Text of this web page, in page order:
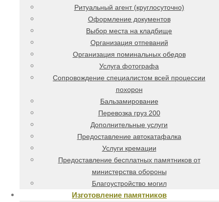
Ритуальный агент (круглосуточно)
Оформление документов
Выбор места на кладбище
Организация отпеваний
Организация поминальных обедов
Услуга фотографа
Сопровождение специалистом всей процессии
похорон
Бальзамирование
Перевозка груз 200
Дополнительные услуги
Предоставление автокатафалка
Услуги кремации
Предоставление бесплатных памятников от
министерства обороны
Благоустройство могил
Изготовление памятников